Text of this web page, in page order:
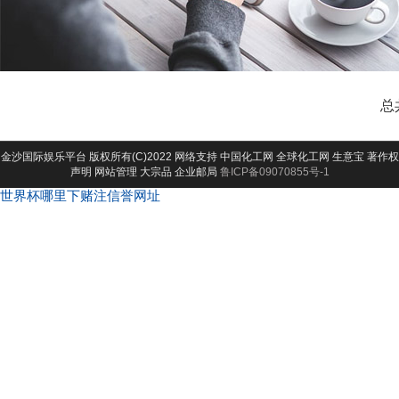
总
金沙国际娱乐平台 版权所有(C)2022 网络支持 中国化工网 全球化工网 生意宝 著作权
声明 网站管理 大宗品 企业邮局 鲁ICP备09070855号-1
世界杯哪里下赌注信誉网址